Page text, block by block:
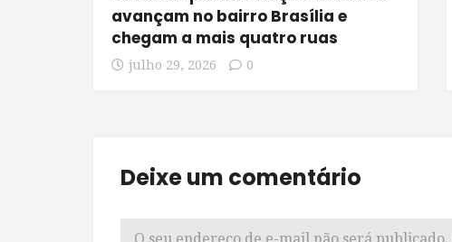
avançam no bairro Brasília e
chegam a mais quatro ruas
julho 29, 2026 0
Deixe um comentário